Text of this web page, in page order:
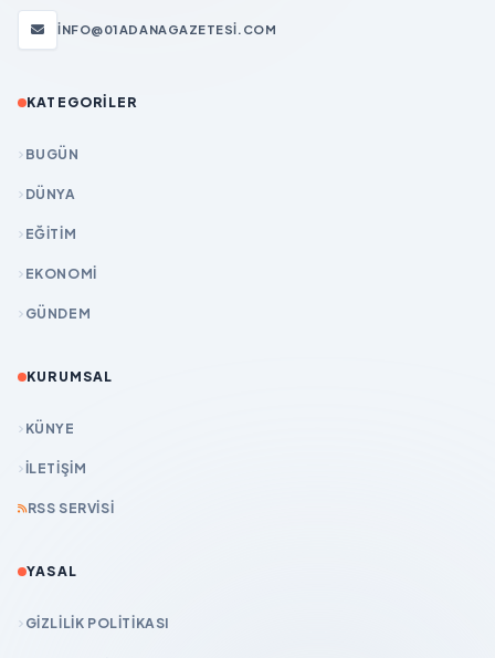
INFO@01ADANAGAZETESI.COM
KATEGORILER
BUGÜN
DÜNYA
EĞİTİM
EKONOMİ
GÜNDEM
KURUMSAL
KÜNYE
İLETIŞIM
RSS SERVISI
YASAL
GIZLILIK POLITIKASI